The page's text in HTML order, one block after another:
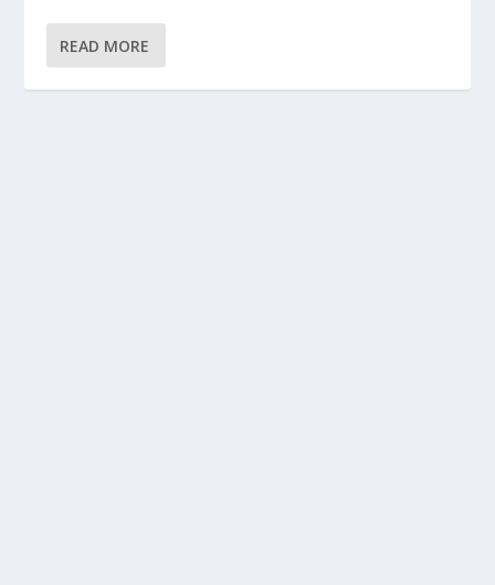
READ MORE